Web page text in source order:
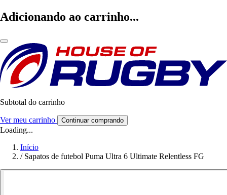
Adicionando ao carrinho...
Subtotal do carrinho
Ver meu carrinho Continuar comprando
Loading...
Início
/ Sapatos de futebol Puma Ultra 6 Ultimate Relentless FG